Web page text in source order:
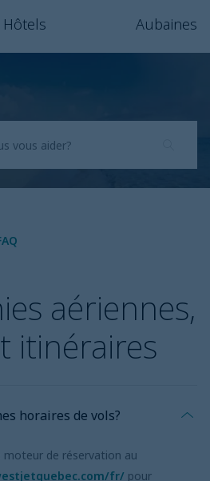
Hôtels Aubaines
aériennes,
itinéraires
horaires de vols?
de réservation au
fr/ pour